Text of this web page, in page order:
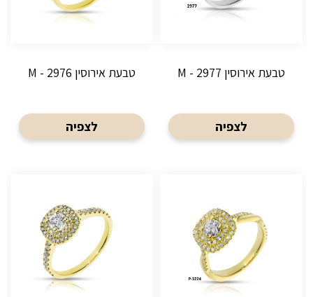
טבעת אירוסין M - 2977
לצפיה
טבעת אירוסין M - 2976
לצפיה